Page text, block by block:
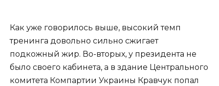
Как уже говорилось выше, высокий темп
тренинга довольно сильно сжигает
подкожный жир. Во-вторых, у президента не
было своего кабинета, а в здание Центрального
комитета Компартии Украины Кравчук попал